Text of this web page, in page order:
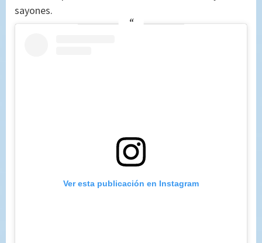
sayones.
Ver esta publicación en Instagram